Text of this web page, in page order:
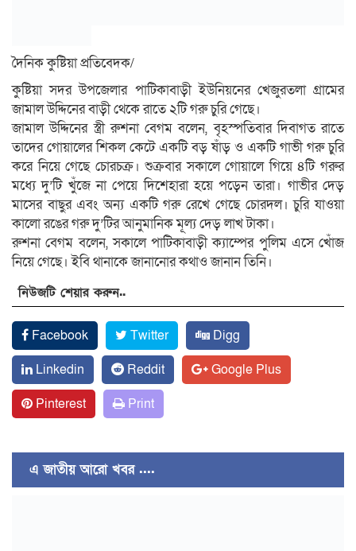
দৈনিক কুষ্টিয়া প্রতিবেদক/
কুষ্টিয়া সদর উপজেলার পাটিকাবাড়ী ইউনিয়নের খেজুরতলা গ্রামের
জামাল উদ্দিনের বাড়ী থেকে রাতে ২টি গরু চুরি গেছে।
জামাল উদ্দিনের স্ত্রী রুশনা বেগম বলেন, বৃহস্পতিবার দিবাগত রাতে
তাদের গোয়ালের শিকল কেটে একটি বড় ষাঁড় ও একটি গাভী গরু চুরি
করে নিয়ে গেছে চোরচক্র। শুক্রবার সকালে গোয়ালে গিয়ে ৪টি গরুর
মধ্যে দু’টি খুঁজে না পেয়ে দিশেহারা হয়ে পড়েন তারা। গাভীর দেড়
মাসের বাছুর এবং অন্য একটি গরু রেখে গেছে চোরদল। চুরি যাওয়া
কালো রঙের গরু দু’টির আনুমানিক মূল্য দেড় লাখ টাকা।
রুশনা বেগম বলেন, সকালে পাটিকাবাড়ী ক্যাম্পের পুলিম এসে খোঁজ
নিয়ে গেছে। ইবি থানাকে জানানোর কথাও জানান তিনি।
নিউজটি শেয়ার করুন..
Facebook Twitter
Digg
Linkedin
Reddit
Google Plus
Pinterest
Print
এ জাতীয় আরো খবর ....